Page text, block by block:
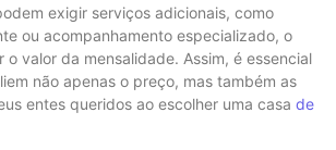
exigir serviços adicionais, como
ou acompanhamento especializado, o
o valor da mensalidade. Assim, é essencial
não apenas o preço, mas também as
entes queridos ao escolher uma casa de